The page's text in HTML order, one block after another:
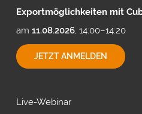
Exportmöglichkeiten mit
am 11.08.2026, 14:00–14:20
JETZT ANMELDEN
MIT
Live-Webinar